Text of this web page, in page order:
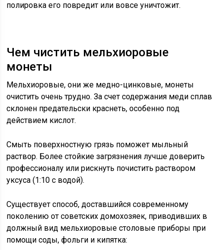
полировка его повредит или вовсе уничтожит.
Чем чистить мельхиоровые
монеты
Мельхиоровые, они же медно-цинковые, монеты
очистить очень трудно. За счет содержания меди сплав
склонен предательски краснеть, особенно под
действием кислот.
Смыть поверхностную грязь поможет мыльный
раствор. Более стойкие загрязнения лучше доверить
профессионалу или рискнуть почистить раствором
уксуса (1:10 с водой).
Существует способ, доставшийся современному
поколению от советских домохозяек, приводивших в
должный вид мельхиоровые столовые приборы при
помощи соды, фольги и кипятка: